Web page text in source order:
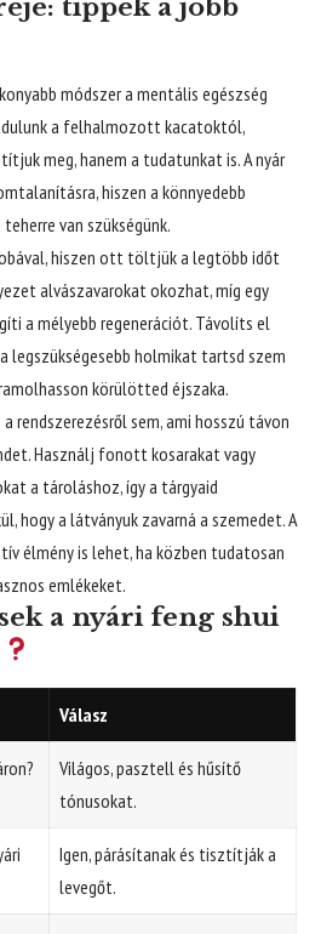
tippek a jobb
módszer a mentális egészség
a felhalmozott kacatoktól,
meg, hanem a tudatunkat is. A nyár
hiszen a könnyedebb
van szükségünk.
hiszen ott töltjük a legtöbb időt
alvászavarokat okozhat, míg egy
a mélyebb regenerációt. Távolíts el
legszükségesebb holmikat tartsd szem
körülötted éjszaka.
rendszerezésről sem, ami hosszú távon
Használj fonott kosarakat vagy
a tároláshoz, így a tárgyaid
hogy a látványuk zavarná a szemedet. A
élmény is lehet, ha közben tudatosan
emlékeket.
a nyári feng shui
Válasz
Világos, pasztell és hűsítő
tónusokat.
Igen, párásítanak és tisztítják a
levegőt.